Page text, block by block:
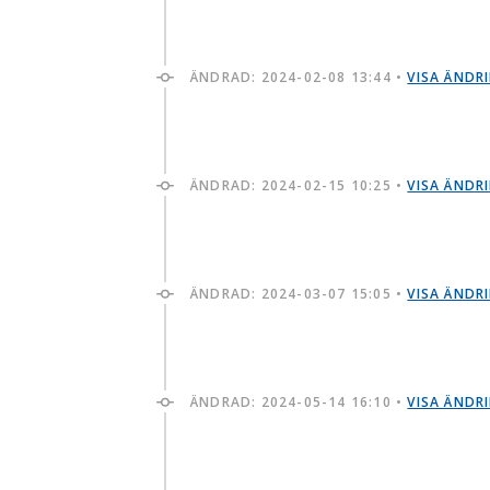
ÄNDRAD: 2024-02-08 13:44 •VISA
ÄNDRAD: 2024-02-15 10:25 •VISA
ÄNDRAD: 2024-03-07 15:05 •VISA
ÄNDRAD: 2024-05-14 16:10 •VISA